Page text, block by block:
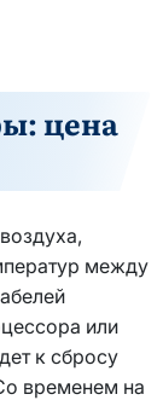
цена
между
или
к сбросу
временем на